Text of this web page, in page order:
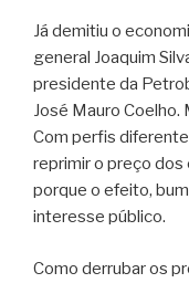
Já demitiu o
general Joaquim
presidente da
José Mauro Coelho.
Com perfis
reprimir o preço dos
porque o efeito,
interesse público.
Como derrubar os